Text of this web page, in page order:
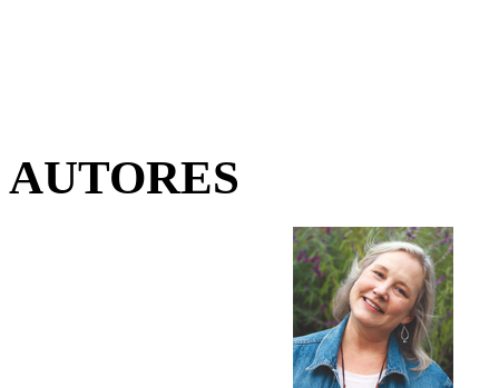
AUTORES